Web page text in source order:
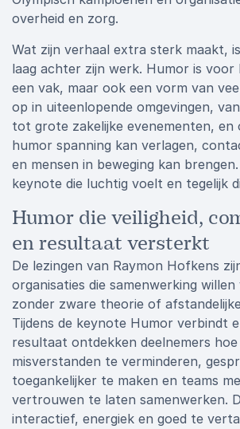
overheid en zorg.
Wat zijn verhaal extra sterk maakt,
laag achter zijn werk. Humor is voor
een vak, maar ook een vorm van
op in uiteenlopende omgevingen,
tot grote zakelijke evenementen, en
humor spanning kan verlagen,
en mensen in beweging kan
keynote die luchtig voelt en tegelijk
Humor die veiligheid,
en resultaat versterkt
De lezingen van Raymon Hofkens
organisaties die samenwerking
zonder zware theorie of
Tijdens de keynote Humor verbindt
resultaat ontdekken deelnemers
misverstanden te verminderen,
toegankelijker te maken en teams
vertrouwen te laten samenwerken.
interactief, energiek en goed te